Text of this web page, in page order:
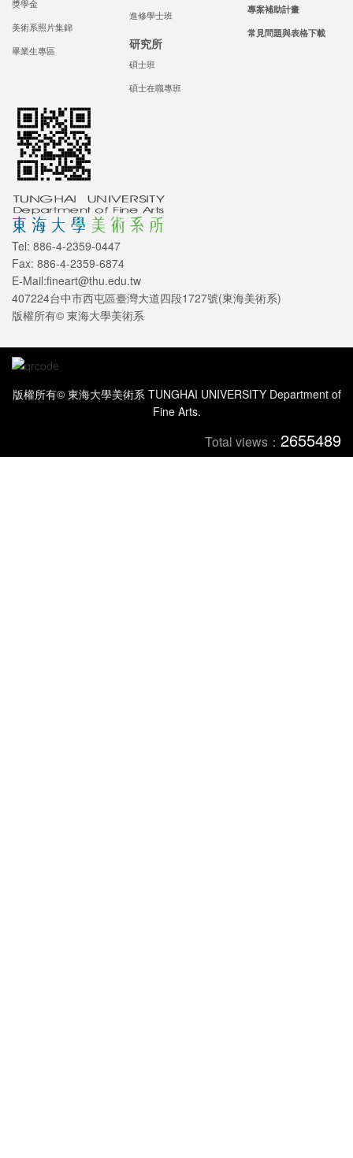
獎學金
美術系照片集錦
畢業生專區
進修學士班
研究所
碩士班
碩士在職專班
專案補助計畫
常見問題與表格下載
Tel: 886-4-2359-0447
Fax: 886-4-2359-6874
E-Mail:fineart@thu.edu.tw
407224台中市西屯區臺灣大道四段1727號(東海美術系)
版權所有© 東海大學美術系
版權所有© 東海大學美術系 TUNGHAI UNIVERSITY Department of
Fine Arts.
Total views： 2655489